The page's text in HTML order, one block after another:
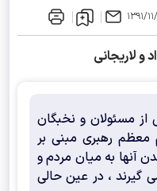
۱۱/۱۷
و لاریجانی
از مسئولان و نخبگان
معظم رهبری مبنی بر
آنها به میان مردم و
گیرند ، در عین حالی